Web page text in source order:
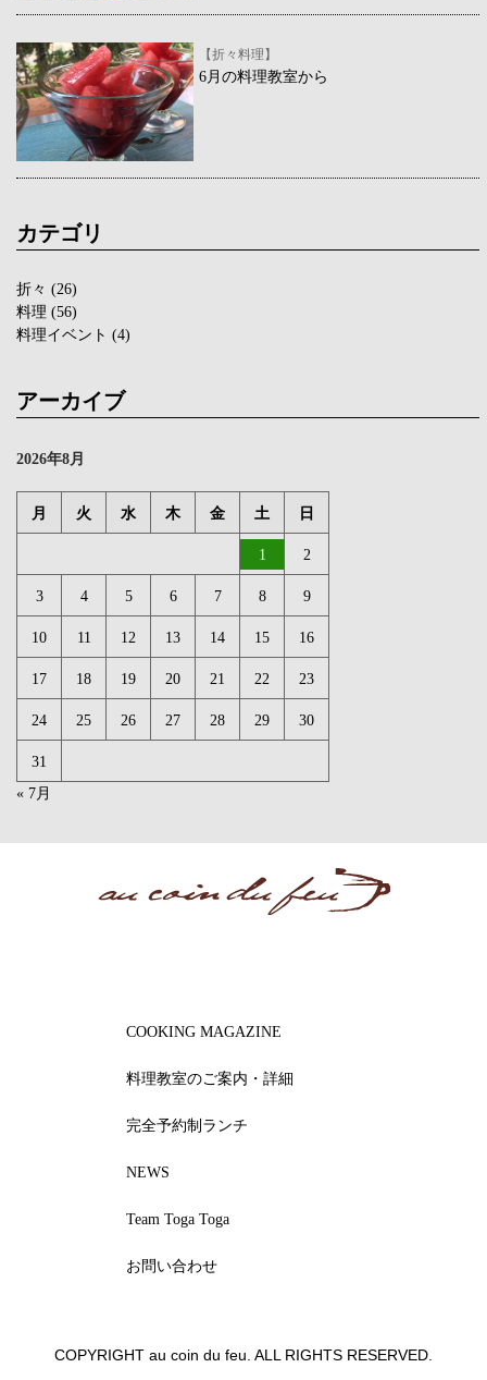
【折々料理】
6月の料理教室から
カテゴリ
折々 (26)
料理 (56)
料理イベント (4)
アーカイブ
2026年8月
月 火 水 木 金 土 日
1 2
3 4 5 6 7 8 9
10 11 12 13 14 15 16
17 18 19 20 21 22 23
24 25 26 27 28 29 30
31
« 7月
COOKING MAGAZINE
料理教室のご案内・詳細
完全予約制ランチ
NEWS
Team Toga Toga
お問い合わせ
COPYRIGHT au coin du feu. ALL RIGHTS RESERVED.